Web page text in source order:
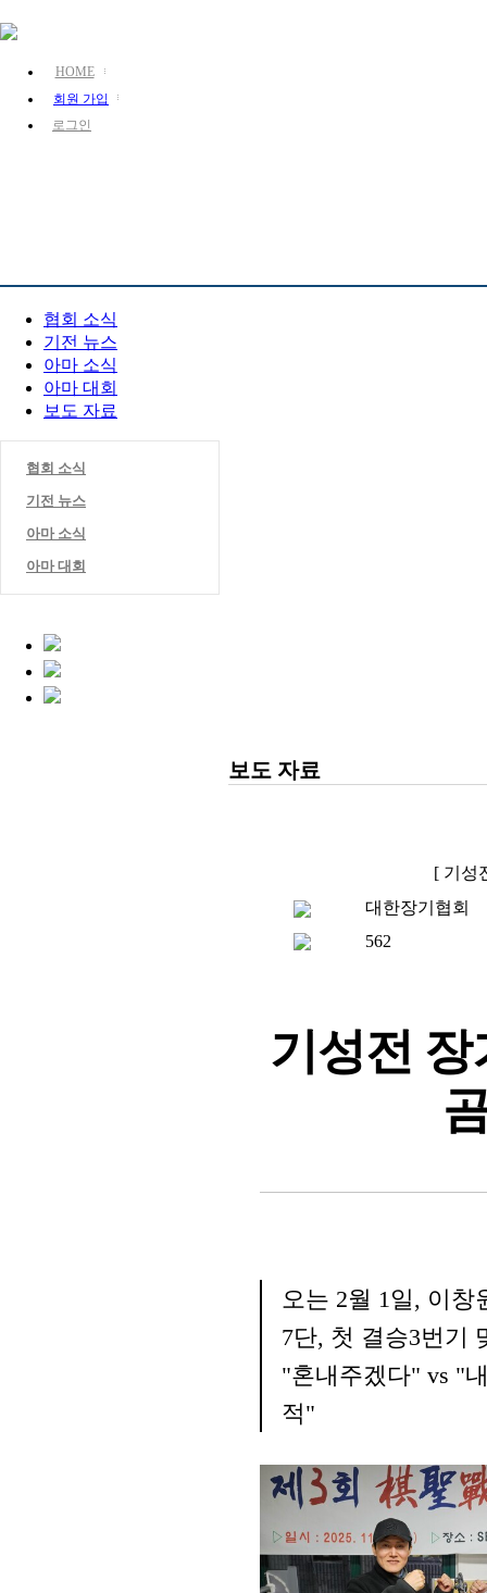
HOME
회원 가입
로그인
협회 소식
기전 뉴스
아마 소식
아마 대회
보도 자료
협회 소식
기전 뉴스
아마 소식
아마 대회
보도 자료
[ 기성
대한장기협회
562
기성전
기
본
줄
이
기
본
키
우
기
본
키
우
기
오는 2월 1일, 이창
7단, 첫 결승3번기
"혼내주겠다" vs "
적"